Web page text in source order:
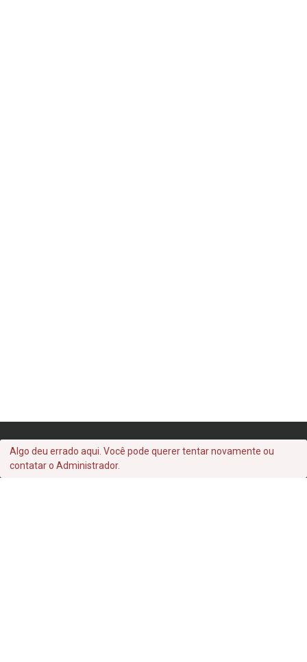
Archives
Algo deu errado aqui. Você pode querer tentar novamente ou
contatar o Administrador.